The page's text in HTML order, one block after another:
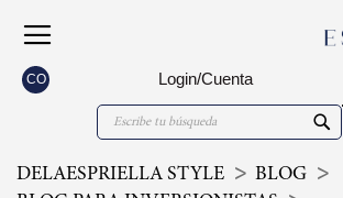
CO Login/Cuenta
Search
DELAESPRIELLA STYLE
BLOG